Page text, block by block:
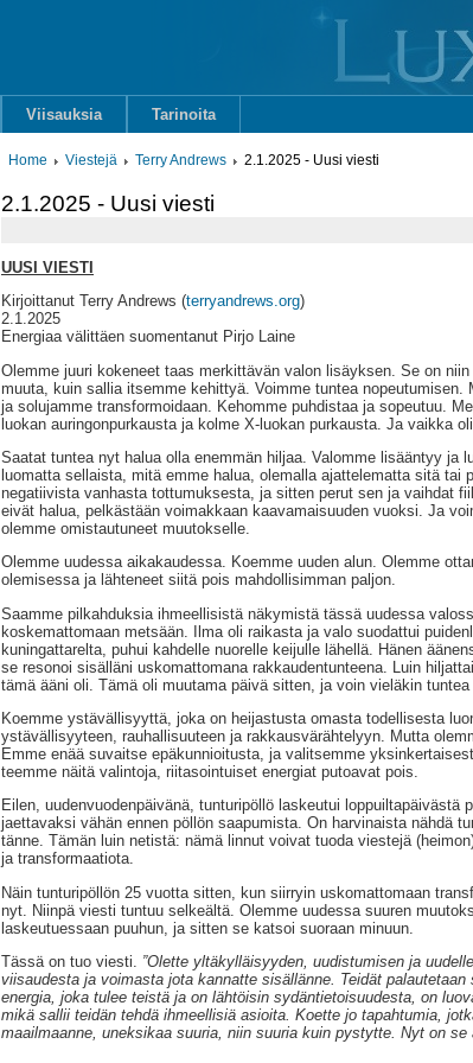
Viisauksia Tarinoita
Home Viestejä Terry Andrews 2.1.2025 - Uusi viesti
2.1.2025 - Uusi viesti
UUSI VIESTI
Kirjoittanut Terry Andrews (terryandrews.org)
2.1.2025
Energiaa välittäen suomentanut Pirjo Laine
Olemme juuri kokeneet taas merkittävän valon lisäyksen. Se on
muuta, kuin sallia itsemme kehittyä. Voimme tuntea
ja solujamme transformoidaan. Kehomme puhdistaa ja sopeutuu.
luokan auringonpurkausta ja kolme X-luokan purkausta. Ja vaikka
Saatat tuntea nyt halua olla enemmän hiljaa. Valomme lisääntyy ja
luomatta sellaista, mitä emme halua, olemalla ajattelematta sitä tai
negatiivista vanhasta tottumuksesta, ja sitten perut sen ja vaihdat
eivät halua, pelkästään voimakkaan kaavamaisuuden vuoksi. Ja
olemme omistautuneet muutokselle.
Olemme uudessa aikakaudessa. Koemme uuden alun. Olemme
olemisessa ja lähteneet siitä pois mahdollisimman paljon.
Saamme pilkahduksia ihmeellisistä näkymistä tässä uudessa
koskemattomaan metsään. Ilma oli raikasta ja valo suodattui
kuningattarelta, puhui kahdelle nuorelle keijulle lähellä. Hänen
se resonoi sisälläni uskomattomana rakkaudentunteena. Luin
tämä ääni oli. Tämä oli muutama päivä sitten, ja voin vieläkin tuntea
Koemme ystävällisyyttä, joka on heijastusta omasta todellisesta
ystävällisyyteen, rauhallisuuteen ja rakkausvärähtelyyn. Mutta
Emme enää suvaitse epäkunnioitusta, ja valitsemme
teemme näitä valintoja, riitasointuiset energiat putoavat pois.
Eilen, uudenvuodenpäivänä, tunturipöllö laskeutui
jaettavaksi vähän ennen pöllön saapumista. On harvinaista nähdä
tänne. Tämän luin netistä: nämä linnut voivat tuoda viestejä
ja transformaatiota.
Näin tunturipöllön 25 vuotta sitten, kun siirryin uskomattomaan
nyt. Niinpä viesti tuntuu selkeältä. Olemme uudessa suuren
laskeutuessaan puuhun, ja sitten se katsoi suoraan minuun.
Tässä on tuo viesti. ”Olette yltäkylläisyyden, uudistumisen ja
viisaudesta ja voimasta jota kannatte sisällänne. Teidät
energia, joka tulee teistä ja on lähtöisin sydäntietoisuudesta, on
mikä sallii teidän tehdä ihmeellisiä asioita. Koette jo tapahtumia,
maailmaanne, uneksikaa suuria, niin suuria kuin pystytte. Nyt on se